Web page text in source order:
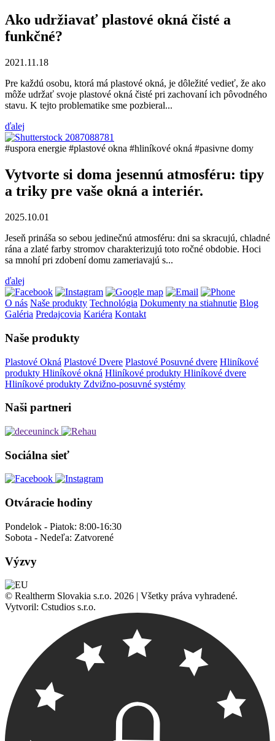
Ako udržiavať plastové okná čisté a
funkčné?
2021.11.18
Pre každú osobu, ktorá má plastové okná, je dôležité vedieť, že ako
môže udržať svoje plastové okná čisté pri zachovaní ich pôvodného
stavu. K tejto problematike sme pozbieral...
ďalej
#uspora energie #plastové okna #hliníkové okná #pasivne domy
Vytvorte si doma jesennú atmosféru: tipy
a triky pre vaše okná a interiér.
2025.10.01
Jeseň prináša so sebou jedinečnú atmosféru: dni sa skracujú, chladné
rána a zlaté farby stromov charakterizujú toto ročné obdobie. Hoci
sa mnohí pri zdobení domu zameriavajú s...
ďalej
O nás Naše produkty Technológia Dokumenty na stiahnutie Blog
Galéria Predajcovia Kariéra Kontakt
Naše produkty
Plastové Okná Plastové Dvere Plastové Posuvné dvere Hliníkové
produkty Hliníkové okná Hliníkové produkty Hliníkové dvere
Hliníkové produkty Zdvižno-posuvné systémy
Naši partneri
Sociálna sieť
Otváracie hodiny
Pondelok - Piatok: 8:00-16:30
Sobota - Nedeľa: Zatvorené
Výzvy
© Realtherm Slovakia s.r.o. 2026 | Všetky práva vyhradené.
Vytvoril: Cstudios s.r.o.